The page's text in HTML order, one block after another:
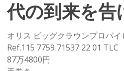
代の到来を告
オリス ビッグクラウンプロパ
Ref.115 7759 71537 22 01 TLC
87万4800円